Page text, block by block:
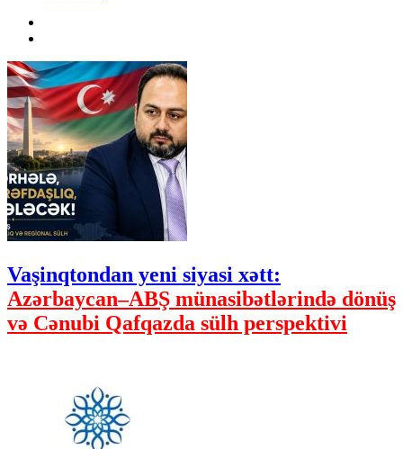
Vaşinqtondan yeni siyasi xətt:
Azərbaycan–ABŞ münasibətlərində dönüş
və Cənubi Qafqazda sülh perspektivi